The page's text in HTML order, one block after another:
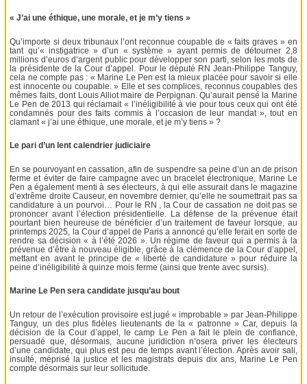
« J’ai une éthique, une morale, et je m’y tiens »
Qu’importe si deux tribunaux l’ont reconnue coupable de « faits graves » en
tant qu’« instigatrice » d’un « système » ayant permis de détourner 2,8
millions d’euros d’argent public pour développer son parti, selon les mots de
la présidente de la Cour d’appel. Pour le député RN Jean-Philippe Tanguy,
cela ne compte pas : « Marine Le Pen est la mieux placée pour savoir si elle
est innocente ou coupable. » Elle et ses complices, reconnus coupables des
mêmes faits, dont Louis Alliot maire de Perpignan. Qu’aurait pensé la Marine
Le Pen de 2013 qui réclamait « l’inéligibilité à vie pour tous ceux qui ont été
condamnés pour des faits commis à l’occasion de leur mandat », tout en
clamant « j’ai une éthique, une morale, et je m’y tiens » ?
Le pari d’un lent calendrier judiciaire
En se pourvoyant en cassation, afin de suspendre sa peine d’un an de prison
ferme et éviter de faire campagne avec un bracelet électronique, Marine Le
Pen a également menti à ses électeurs, à qui elle assurait dans le magazine
d’extrême droite Causeur, en novembre dernier, qu’elle ne soumettrait pas sa
candidature à un pourvoi… Pour le RN , la Cour de cassation ne doit pas se
prononcer avant l’élection présidentielle. La défense de la prévenue était
pourtant bien heureuse de bénéficier d’un traitement de faveur lorsque, au
printemps 2025, la Cour d’appel de Paris a annoncé qu’elle ferait en sorte de
rendre sa décision « à l’été 2026 ». Un régime de faveur qui a permis à la
prévenue d’être à nouveau éligible, grâce à la clémence de la Cour d’appel,
mettant en avant le principe de « liberté de candidature » pour réduire la
peine d’inéligibilité à quinze mois ferme (ainsi que trente avec sursis).
Marine Le Pen sera candidate jusqu’au bout
Un retour de l’exécution provisoire est jugé « improbable » par Jean-Philippe
Tanguy, un des plus fidèles lieutenants de la « patronne » Car, depuis la
décision de la Cour d’appel, le camp Le Pen a fait le plein de confiance,
persuadé que, désormais, aucune juridiction n’osera priver les électeurs
d’une candidate, qui plus est peu de temps avant l’élection. Après avoir sali,
insulté, méprisé la justice et les magistrats depuis dix ans, Marine Le Pen
compte désormais sur leur sollicitude.